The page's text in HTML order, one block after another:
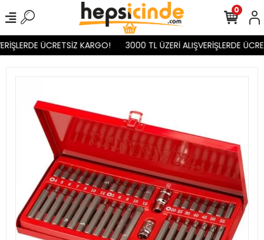
ÜCRETSİZ KARGO! 3000 TL ÜZERİ ALIŞVERİŞLERDE
0